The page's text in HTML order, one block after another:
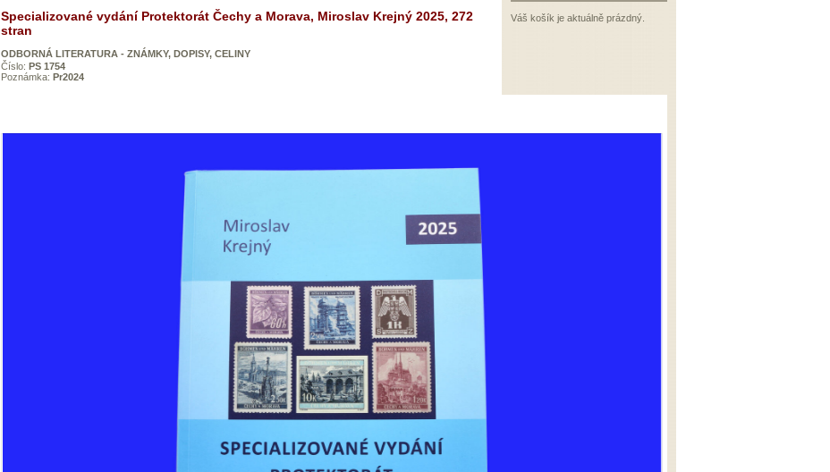
Specializované vydání Protektorát Čechy a Morava, Miroslav Krejný 2025, 272
stran
ODBORNÁ LITERATURA - ZNÁMKY, DOPISY, CELINY
Číslo: PS 1754
Poznámka: Pr2024
Váš košík je aktuálně prázdný.